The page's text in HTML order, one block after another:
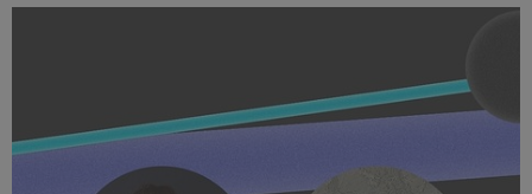
Na czele nowego obszaru stanęła Marta Bińczyk jako H...